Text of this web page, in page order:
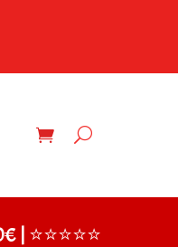
⭐⭐⭐⭐⭐